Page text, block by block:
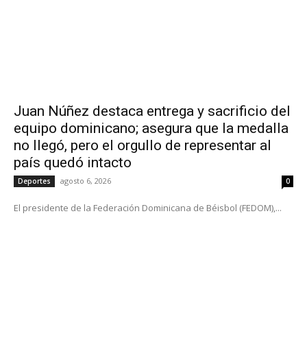
Juan Núñez destaca entrega y sacrificio del
equipo dominicano; asegura que la medalla
no llegó, pero el orgullo de representar al
país quedó intacto
Deportes agosto 6, 2026 0
El presidente de la Federación Dominicana de Béisbol (FEDOM),...